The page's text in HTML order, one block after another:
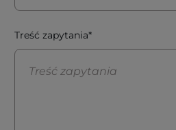
Treść zapytania*